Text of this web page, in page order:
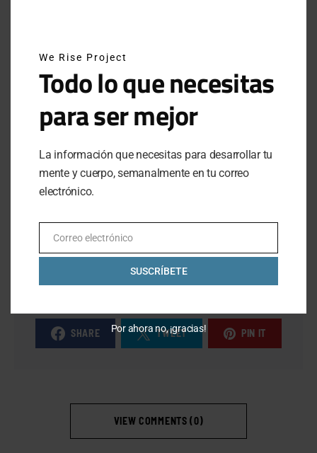
21 de abril:Apertura de inscripciones
1 – 31 de mayo:
Periodo de entrenamiento
1 – 5 de junio:Periodo de competencia
Únete a la UA All Out Mile para correr tu milla más
rápida en el marco del Global Running Day.
Regístrate ahora sin costoaquí.
ALL OUT MILE CORRER GLOBAL RUNNING DAY
SHARE TWEET PIN IT
VIEW COMMENTS (0)
We Rise Project
Todo lo que necesitas
para ser mejor
La información que necesitas para desarrollar tu
mente y cuerpo, semanalmente en tu correo
electrónico.
EmailCorreo electrónico
SUSCRÍBETE
Por ahora no, ¡gracias!